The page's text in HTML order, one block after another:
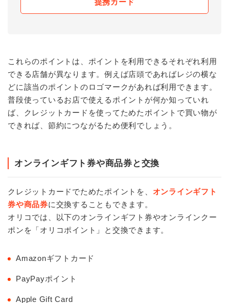
提携カード
これらのポイントは、ポイントを利用できるそれぞれ利用
できる店舗が異なります。例えば店頭であればレジの横な
どに該当のポイントのロゴマークがあれば利用できます。
普段使っているお店で使えるポイントが何か知っていれ
ば、クレジットカードを使ってためたポイントで買い物が
できれば、節約につながるため便利でしょう。
オンラインギフト券や商品券と交換
クレジットカードでためたポイントを、 オンラインギフト
券や商品券に交換することもできます。
オリコでは、以下のオンラインギフト券やオンラインクー
ポンを「オリコポイント」と交換できます。
Amazonギフトカード
PayPayポイント
Apple Gift Card